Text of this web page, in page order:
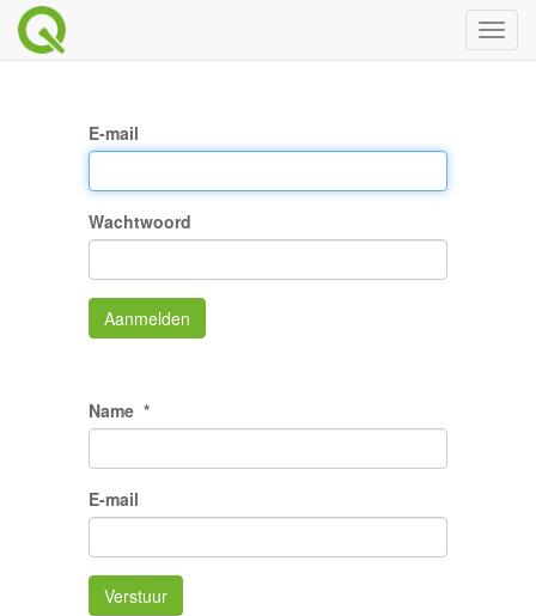
E-mail
Wachtwoord
Aanmelden
Name
E-mail
Verstuur